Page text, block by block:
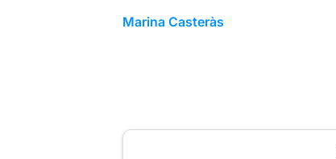
Marina Casteràs